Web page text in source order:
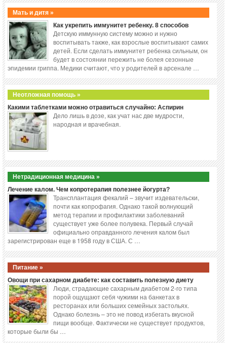
Мать и дитя »
Как укрепить иммунитет ребенку. 8 способов
Детскую иммунную систему можно и нужно
воспитывать также, как взрослые воспитывают самих
детей. Если сделать иммунитет ребенка сильным, он
будет в состоянии пережить не болея сезонные
эпидемии гриппа. Медики считают, что у родителей в арсенале …
Неотложная помощь »
Какими таблетками можно отравиться случайно: Аспирин
Дело лишь в дозе, как учат нас две мудрости,
народная и врачебная.
Нетрадиционная медицина »
Лечение калом. Чем копротерапия полезнее йогурта?
Трансплантация фекалий – звучит издевательски,
почти как копрофагия. Однако такой волнующий
метод терапии и профилактики заболеваний
существует уже более полувека. Первый случай
официально оправданного лечения калом был
зарегистрирован еще в 1958 году в США. С …
Питание »
Овощи при сахарном диабете: как составить полезную диету
Люди, страдающие сахарным диабетом 2-го типа
порой ощущают себя чужими на банкетах в
ресторанах или больших семейных застольях.
Однако болезнь – это не повод избегать вкусной
пищи вообще. Фактически не существует продуктов,
которые были бы …